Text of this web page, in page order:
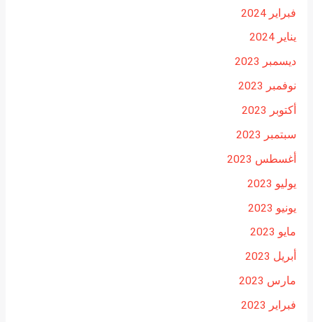
فبراير 2024
يناير 2024
ديسمبر 2023
نوفمبر 2023
أكتوبر 2023
سبتمبر 2023
أغسطس 2023
يوليو 2023
يونيو 2023
مايو 2023
أبريل 2023
مارس 2023
فبراير 2023